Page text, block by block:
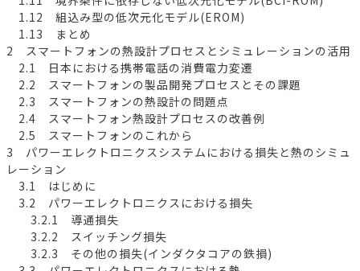
1.12 組込み型の低次元化モデル(EROM)
1.13 まとめ
2 スマートフォンの熱設計プロセスとシミュレーションの活用
2.1 日本における携帯電話の消費電力変遷
2.2 スマートフォンの製品開発プロセスとその課題
2.3 スマートフォンの熱設計の問題点
2.4 スマートフォン熱設計プロセスの改善例
2.5 スマートフォンのこれから
3 パワーエレクトロニクスシステムにおける損失と熱のシミュ
レーション
3.1 はじめに
3.2 パワーエレクトロニクスにおける損失
3.2.1 導通損失
3.2.2 スイッチング損失
3.2.3 その他の損失(インダクタコアの鉄損)